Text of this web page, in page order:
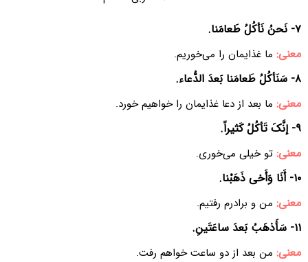
٧- نَحنُ نَأکُلُ طَعامَنا.
معنی: ما غذایمان را می‌خوریم.
٨- سَنَأکُلُ طَعامَنا بَعدَ الدُّعاء.
معنی: ما بعد از دعا غذایمان را خواهیم خورد.
٩- إنَّکَ تَأکُلُ کَثیراً.
معنی: تو خیلی می‌خوری.
١٠- أَنَا وَأَخی ذَهَبْنا.
معنی: من و برادرم رفتیم.
١١- سَأَذهَبُ بَعدَ ساعَتَینِ.
معنی: من بعد از دو ساعت خواهم رفت.